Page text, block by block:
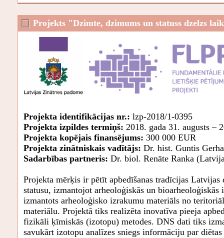
Projekts "Dzimte, dzimums un statuss dzelzs
Projekta identifikācijas nr.: lzp-2018/1-0395
Projekta izpildes termiņš: 2018. gada 31. augusts –
Projekta kopējais finansējums: 300 000 EUR
Projekta zinātniskais vadītājs: Dr. hist. Guntis
Sadarbības partneris: Dr. biol. Renāte Ranka
Projekta mērķis ir pētīt apbedīšanas tradīcijas
statusu, izmantojot arheoloģiskās un
izmantots arheoloģisko izrakumu materiāls no
materiālu. Projektā tiks realizēta inovatīva pieeja
fizikāli ķīmiskās (izotopu) metodes. DNS dati tiks
savukārt izotopu analīzes sniegs informāciju par